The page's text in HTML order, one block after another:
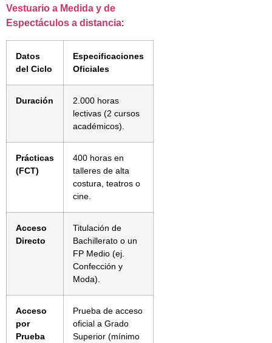
Vestuario a Medida y de
Espectáculos a distancia:
Datos
del Ciclo
Especificaciones
Oficiales
Duración
2.000 horas
lectivas (2 cursos
académicos).
Prácticas
(FCT)
400 horas en
talleres de alta
costura, teatros o
cine.
Acceso
Directo
Titulación de
Bachillerato o un
FP Medio (ej.
Confección y
Moda).
Acceso
por
Prueba
Prueba de acceso
oficial a Grado
Superior (mínimo